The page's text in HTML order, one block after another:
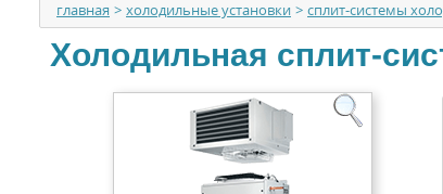
главная > холодильные установки > сплит-системы
Холодильная сплит-